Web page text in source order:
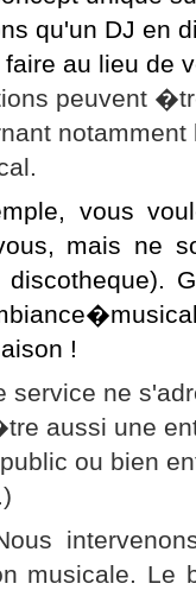
qu'un DJ en
au lieu de
peuvent
vous
mais ne
!
ne
aussi une
ou bien
Le